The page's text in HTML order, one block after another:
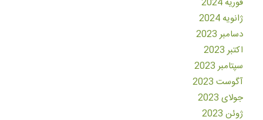
ژانویه 2024
دسامبر 2023
اکتبر 2023
سپتامبر 2023
آگوست 2023
جولای 2023
ژوئن 2023